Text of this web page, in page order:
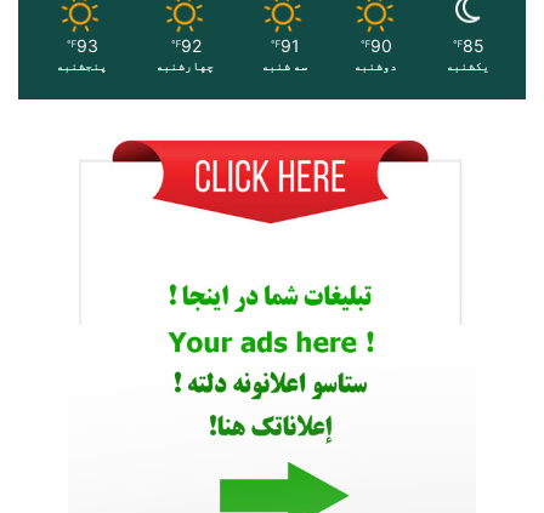
85
℉
یکشنبه
90
℉
دوشنبه
91
℉
سه شنبه
92
℉
چهارشنبه
93
℉
پنجشنبه